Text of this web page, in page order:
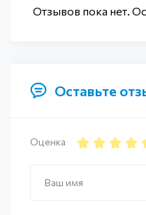
Отзывов пока нет.
Оставьте
Оценка